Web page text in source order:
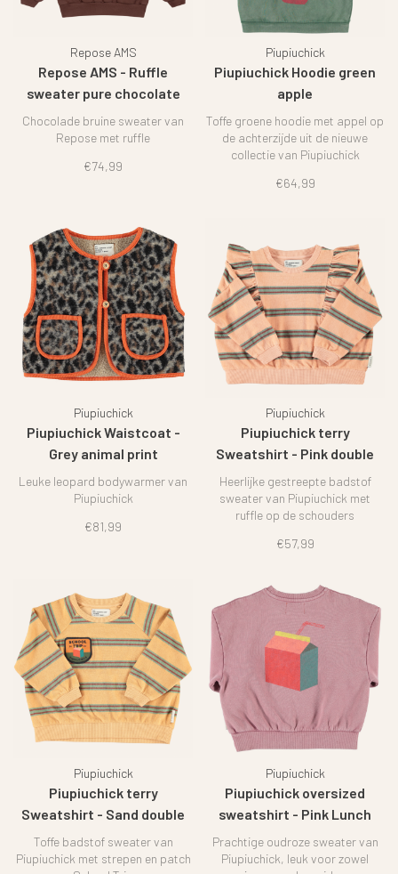
Repose AMS
Repose AMS - Ruffle
sweater pure chocolate
Chocolade bruine sweater van
Repose met ruffle
€74,99
Piupiuchick
Piupiuchick Hoodie green
apple
Toffe groene hoodie met appel op
de achterzijde uit de nieuwe
collectie van Piupiuchick
€64,99
Piupiuchick
Piupiuchick Waistcoat -
Grey animal print
Leuke leopard bodywarmer van
Piupiuchick
€81,99
Piupiuchick
Piupiuchick terry
Sweatshirt - Pink double
stripes
Heerlijke gestreepte badstof
sweater van Piupiuchick met
ruffle op de schouders
€57,99
Piupiuchick
Piupiuchick terry
Sweatshirt - Sand double
stripes
Toffe badstof sweater van
Piupiuchick met strepen en patch
Piupiuchick
Piupiuchick oversized
sweatshirt - Pink Lunch
break
Prachtige oudroze sweater van
Piupiuchick, leuk voor zowel